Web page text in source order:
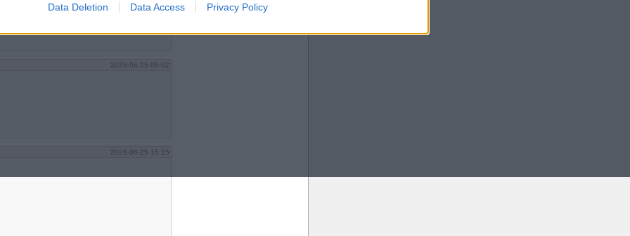
Data Deletion Data Access Privacy Policy
2026-06-25 09:02
2026-06-25 15:15